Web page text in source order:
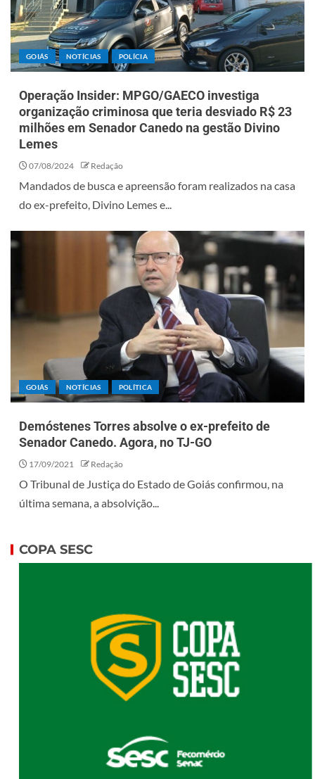
GOIÁS NOTÍCIAS POLÍCIA
Operação Insider: MPGO/GAECO investiga
organização criminosa que teria desviado R$ 23
milhões em Senador Canedo na gestão Divino
Lemes
07/08/2024 Redação
Mandados de busca e apreensão foram realizados na casa
do ex-prefeito, Divino Lemes e...
GOIÁS NOTÍCIAS POLÍTICA
Demóstenes Torres absolve o ex-prefeito de
Senador Canedo. Agora, no TJ-GO
17/09/2021 Redação
O Tribunal de Justiça do Estado de Goiás confirmou, na
última semana, a absolvição...
COPA SESC